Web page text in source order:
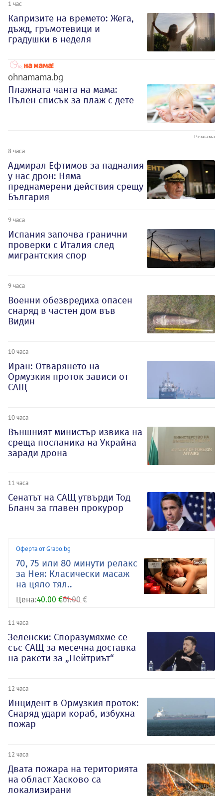
1 час
Капризите на времето: Жега,
дъжд, гръмотевици и
градушки в неделя
ohnamama.bg
Плажната чанта на мама:
Пълен списък за плаж с дете
8 часа
Адмирал Ефтимов за падналия
у нас дрон: Няма
преднамерени действия срещу
България
9 часа
Испания започва гранични
проверки с Италия след
мигрантския спор
9 часа
Военни обезвредиха опасен
снаряд в частен дом във
Видин
10 часа
Иран: Отварянето на
Ормузкия проток зависи от
САЩ
10 часа
Външният министър извика на
среща посланика на Украйна
заради дрона
11 часа
Сенатът на САЩ утвърди Тод
Бланч за главен прокурор
Оферта от Grabo.bg
70, 75 или 80 минути релакс
за Нея: Класически масаж
на цяло тял..
Цена:40.00 €61.00 €
11 часа
Зеленски: Споразумяхме се
със САЩ за месечна доставка
на ракети за „Пейтриът“
12 часа
Инцидент в Ормузкия проток:
Снаряд удари кораб, избухна
пожар
12 часа
Двата пожара на територията
на област Хасково са
локализирани